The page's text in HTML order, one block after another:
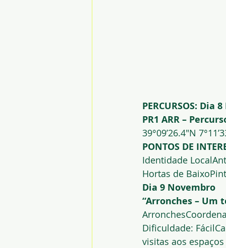
PERCURSOS: Dia
PR1 ARR –
39°09’26.4″N
PONTOS DE
Identidade
Hortas de
Dia 9 Novembro
“Arronches – Um
Dificuldade:
visitas aos